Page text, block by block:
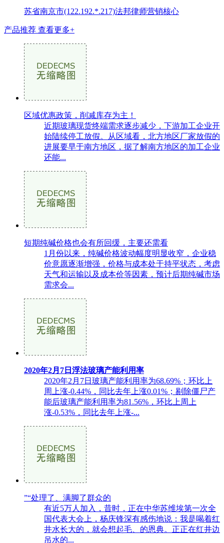
苏省南京市(122.192.*.217)法邦律师营销核心
产品推荐 查看更多+
区域优惠政策，削减库存为主！
近期玻璃现货终端需求逐步减少，下游加工企业开
始陆续停工放假。从区域看，北方地区厂家放假的
进展要早于南方地区，据了解南方地区的加工企业
还能...
短期纯碱价格也会有所回缓，主要还需看
1月份以来，纯碱价格波动幅度明显收窄，企业稳
价意愿逐渐增强，价格与成本处于持平状态，考虑
天气和运输以及成本价等因素，预计后期纯碱市场
需求会...
2020年2月7日浮法玻璃产能利用率
2020年2月7日玻璃产能利用率为68.69%；环比上
周上涨-0.44%，同比去年上涨0.01%；剔除僵尸产
能后玻璃产能利用率为81.56%，环比上周上
涨-0.53%，同比去年上涨-...
”“处理了、满脚了群众的
有近5万人加入，昔时，正在中华苏维埃第一次全
国代表大会上，杨庆锋深有感伤地说：我是喝着红
井水长大的，就会想起毛、的恩典。正正在红井边
吊水的...